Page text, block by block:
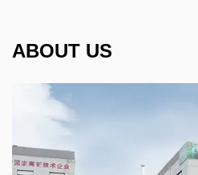
ABOUT US